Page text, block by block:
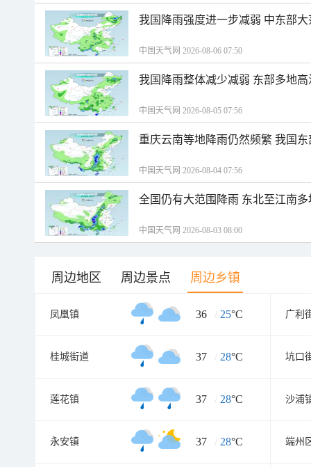
我国降雨强度进一步减弱 中东部
中国天气网 2026-08-06 07:50
我国降雨整体减少减弱 东部多地
中国天气网 2026-08-05 07:56
重庆云南等地降雨仍然频繁 我国
中国天气网 2026-08-04 07:56
全国仍有大范围降雨 东北至江南
中国天气网 2026-08-03 08:00
周边地区 周边景点 周边乡镇
凤凰镇 36 / 25°C 广利
桂城街道 37 / 28°C 坑口
莲花镇 37 / 28°C 沙浦
永安镇 37 / 28°C 端州